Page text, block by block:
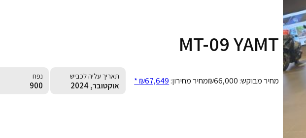
MT-09 YAMT
מחיר מבוקש:₪66,000מחיר מחירון:₪67,649 * תאריך עליה לכביש
אוקטובר, 2024
נפח
900